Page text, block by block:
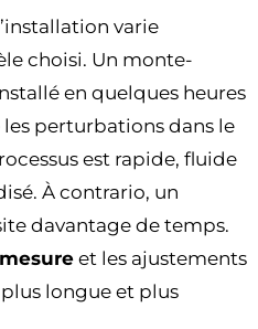
varie
choisi. Un monte-
en quelques heures
perturbations dans le
est rapide, fluide
À contrario, un
davantage de temps.
et les ajustements
longue et plus